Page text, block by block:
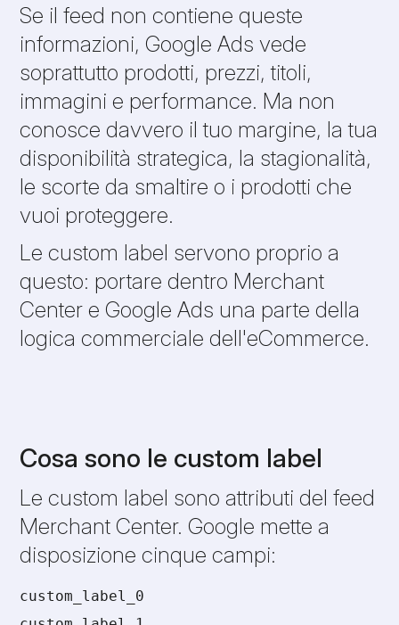
Se il feed non contiene queste
informazioni, Google Ads vede
soprattutto prodotti, prezzi, titoli,
immagini e performance. Ma non
conosce davvero il tuo margine, la tua
disponibilità strategica, la stagionalità,
le scorte da smaltire o i prodotti che
vuoi proteggere.
Le custom label servono proprio a
questo: portare dentro Merchant
Center e Google Ads una parte della
logica commerciale dell'eCommerce.
Cosa sono le custom label
Le custom label sono attributi del feed
Merchant Center. Google mette a
disposizione cinque campi:
custom_label_0